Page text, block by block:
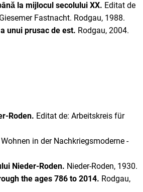
la mijlocul secolului XX. Editat de
Fastnacht. Rodgau, 1988.
unui prusac de est. Rodgau, 2004.
Roden. Editat de: Arbeitskreis für
in der Nachkriegsmoderne -
Nieder-Roden. Nieder-Roden, 1930.
the ages 786 to 2014. Rodgau,